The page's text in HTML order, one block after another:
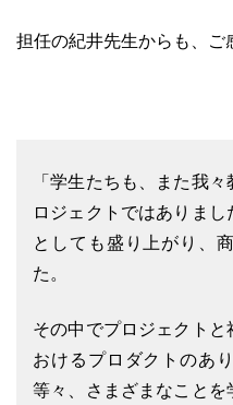
担任の紀井先生からも、ご
「学生たちも、また我
ロジェクトではありま
としても盛り上がり、
た。
その中でプロジェクト
おけるプロダクトのあ
等々、さまざまなことを